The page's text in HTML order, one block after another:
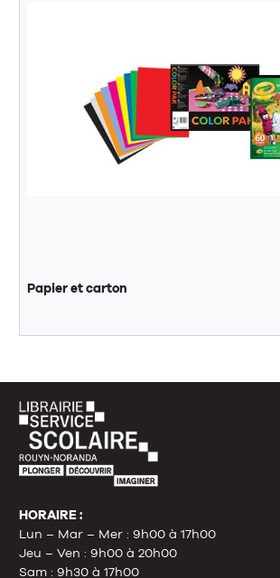
Papier et carton
HORAIRE :
Lun – Mar – Mer : 9h00 à 17h00
Jeu – Ven : 9h00 à 20h00
Sam : 9h30 à 17h00